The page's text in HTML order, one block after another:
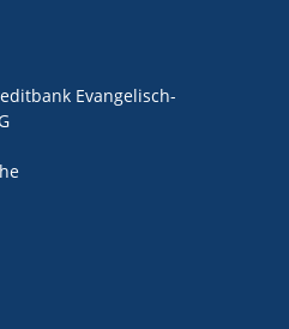
Evangelisch-